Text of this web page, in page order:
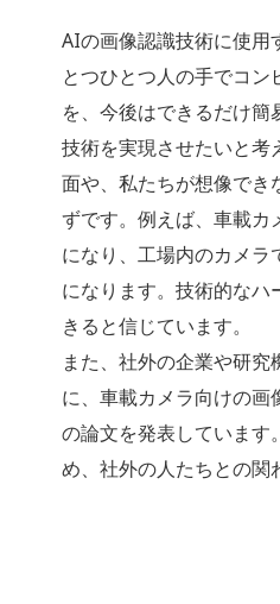
AIの画像認識技術に使用
とつひとつ人の手でコ
を、今後はできるだけ
技術を実現させたいと考
面や、私たちが想像でき
ずです。例えば、車載カ
になり、工場内のカメ
になります。技術的な
きると信じています。
また、社外の企業や研
に、車載カメラ向けの
の論文を発表しています
め、社外の人たちとの関